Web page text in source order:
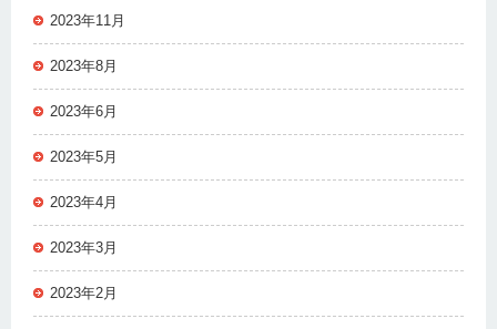
2023年11月
2023年8月
2023年6月
2023年5月
2023年4月
2023年3月
2023年2月